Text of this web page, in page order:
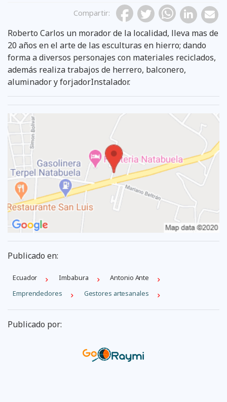
Compartir:
Roberto Carlos un morador de la localidad, lleva mas de
20 años en el arte de las esculturas en hierro; dando
forma a diversos personajes con materiales reciclados,
además realiza trabajos de herrero, balconero,
aluminador y forjadorInstalador.
Publicado en:
Ecuador Imbabura
Antonio Ante
Emprendedores
Gestores artesanales
Publicado por: